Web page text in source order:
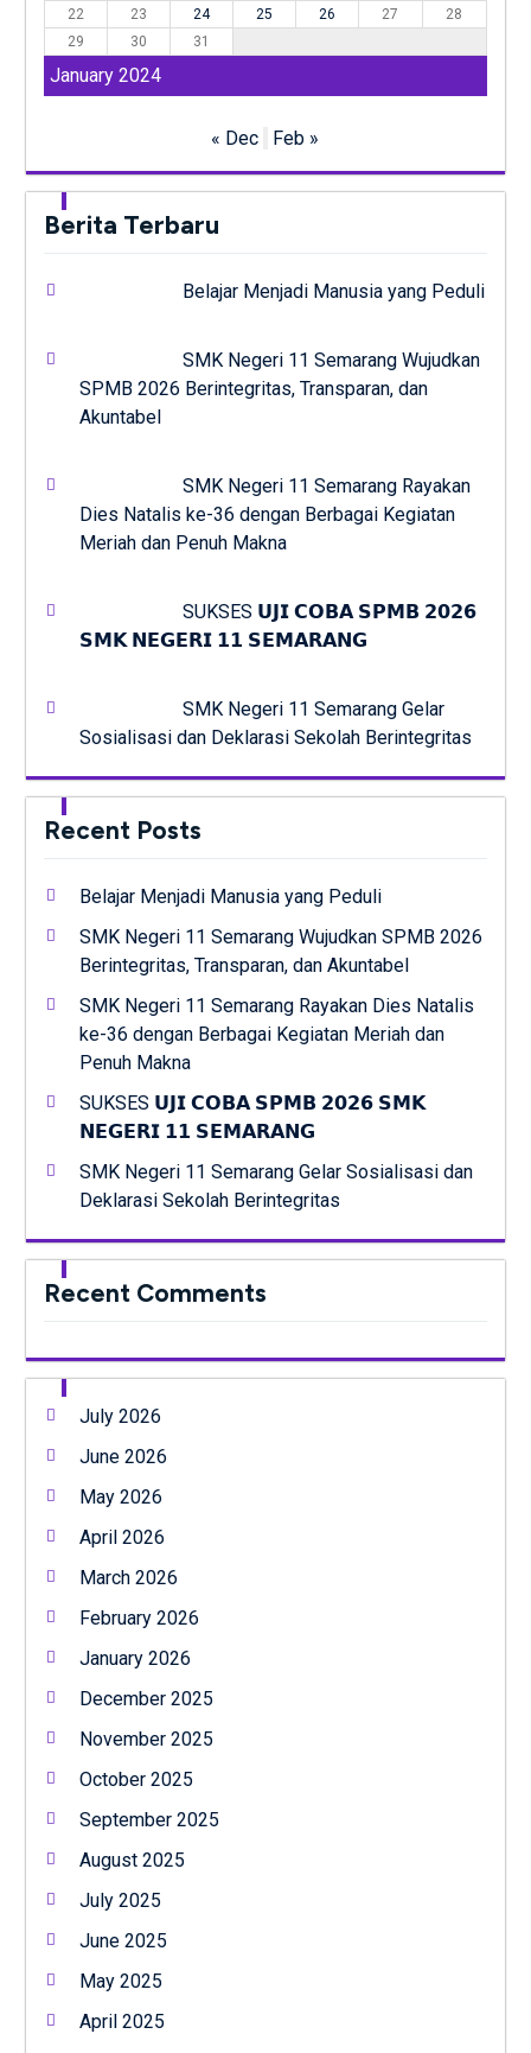
January 2024
22
23 24 25 26 27
28
29
30 31
« Dec Feb »
Berita Terbaru
Belajar Menjadi Manusia yang Peduli
SMK Negeri 11 Semarang Wujudkan
SPMB 2026 Berintegritas, Transparan, dan
Akuntabel
SMK Negeri 11 Semarang Rayakan
Dies Natalis ke-36 dengan Berbagai Kegiatan
Meriah dan Penuh Makna
SUKSES 𝗨𝗝𝗜 𝗖𝗢𝗕𝗔 𝗦𝗣𝗠𝗕 𝟮𝟬𝟮𝟲
𝗦𝗠𝗞 𝗡𝗘𝗚𝗘𝗥𝗜 𝟭𝟭 𝗦𝗘𝗠𝗔𝗥𝗔𝗡𝗚
SMK Negeri 11 Semarang Gelar
Sosialisasi dan Deklarasi Sekolah Berintegritas
Recent Posts
Belajar Menjadi Manusia yang Peduli
SMK Negeri 11 Semarang Wujudkan SPMB 2026
Berintegritas, Transparan, dan Akuntabel
SMK Negeri 11 Semarang Rayakan Dies Natalis
ke-36 dengan Berbagai Kegiatan Meriah dan
Penuh Makna
SUKSES 𝗨𝗝𝗜 𝗖𝗢𝗕𝗔 𝗦𝗣𝗠𝗕 𝟮𝟬𝟮𝟲 𝗦𝗠𝗞
𝗡𝗘𝗚𝗘𝗥𝗜 𝟭𝟭 𝗦𝗘𝗠𝗔𝗥𝗔𝗡𝗚
SMK Negeri 11 Semarang Gelar Sosialisasi dan
Deklarasi Sekolah Berintegritas
Recent Comments
July 2026
June 2026
May 2026
April 2026
March 2026
February 2026
January 2026
December 2025
November 2025
October 2025
September 2025
August 2025
July 2025
June 2025
May 2025
April 2025